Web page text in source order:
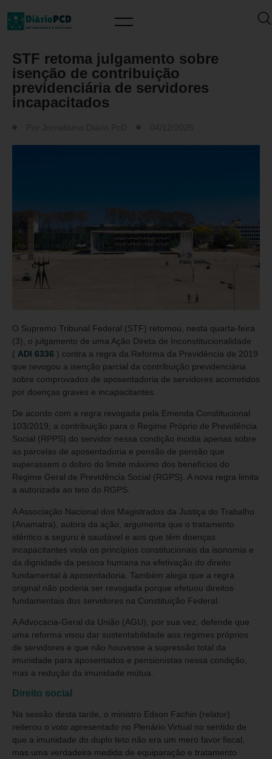
STF retoma julgamento sobre
isenção de contribuição
previdenciária de servidores
incapacitados
O Supremo Tribunal Federal (STF) retomou, nesta quarta-feira
(3), o julgamento de uma Ação Direta de Inconstitucionalidade
( ADI 6336 ) contra a regra da Reforma da Previdência de 2019
que revogou a isenção parcial da contribuição previdenciária
sobre comprovados de aposentadoria de servidores acometidos
por doenças graves e incapacitantes.
De acordo com a regra revogada pela Emenda Constitucional
103/2019, a contribuição para o Regime Próprio de Previdência
Social (RPPS) do servidor nessa condição incidia apenas sobre
as parcelas de aposentadoria e pensão de pensão que
superassem o dobro do limite máximo dos benefícios do
Regime Geral de Previdência Social (RGPS). A nova regra limita
a autorizada ao teto do RGPS.
A Associação Nacional dos Magistrados da Justiça do Trabalho
(Anamatra), autora da ação, argumenta que o tratamento
idêntico a seguro é saudável e aos que têm doenças
incapacitantes viola os princípios constitucionais da isonomia e
da dignidade da pessoa humana na efetivação do direito
fundamental à aposentadoria. Também alega que a regra
original não poderia ser revogada porque efetuou direitos
fundamentais dos servidores na Constituição Federal.
A Advocacia-Geral da União (AGU), por sua vez, defende que
uma reforma visou dar sustentabilidade aos regimes próprios
de servidores e que não houvesse a supressão total da
imunidade para aposentados e pensionistas nessa condição,
mas a redução da imunidade mútua.
Direito social
Na sessão desta tarde, o ministro Edson Fachin (relator)
reiterou o voto apresentado no Plenário Virtual no sentido de
que a imunidade do duplo teto não era um mero favor fiscal,
mas uma verdadeira medida de equiparação e tratamento